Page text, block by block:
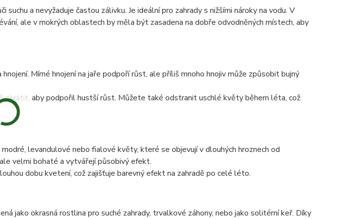
suchu a nevyžaduje častou zálivku. Je ideální pro zahrady s nižšími nároky na vodu. V
ale v mokrých oblastech by měla být zasadena na dobře odvodněných místech, aby
hnojení. Mírné hnojení na jaře podpoří růst, ale příliš mnoho hnojiv může způsobit bujný
zkrátit, aby podpořil hustší růst. Můžete také odstranit uschlé květy během léta, což
levandulové nebo fialové květy, které se objevují v dlouhých hroznech od
velmi bohaté a vytvářejí působivý efekt.
dobu kvetení, což zajišťuje barevný efekt na zahradě po celé léto.
jako okrasná rostlina pro suché zahrady, trvalkové záhony, nebo jako solitérní keř. Díky